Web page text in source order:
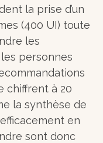
la prise d’un
(400 UI) toute
les
personnes
chiffrent à 20
la synthèse de
en
sont donc